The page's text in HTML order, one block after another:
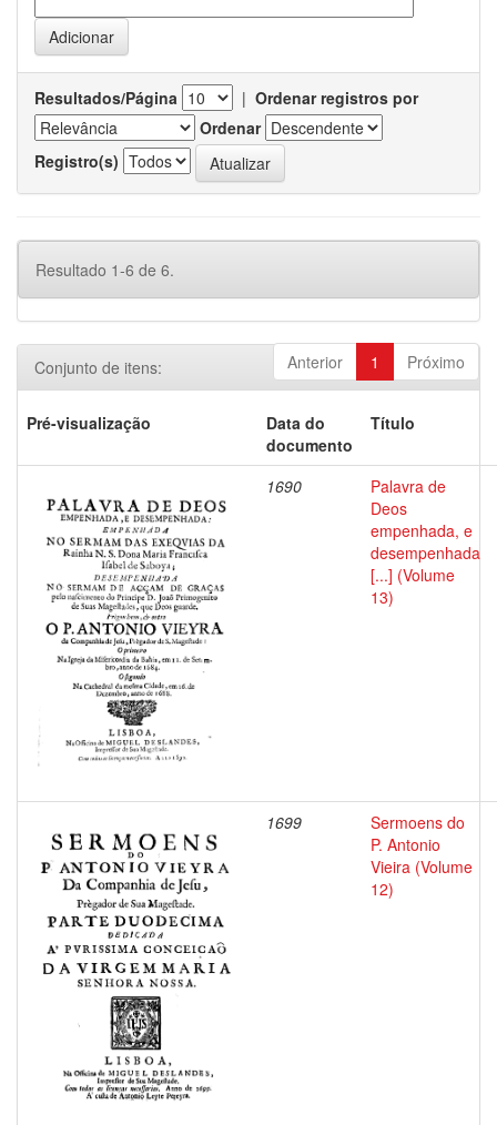
Resultados/Página | Ordenar registros por
Ordenar
Registro(s)
Resultado 1-6 de 6.
Anterior 1 Próximo
Conjunto de itens:
Pré-visualização
Data do
documento
Título
1690
Palavra de
Deos
empenhada, e
desempenhada
[...] (Volume
13)
1699
Sermoens do
P. Antonio
Vieira (Volume
12)